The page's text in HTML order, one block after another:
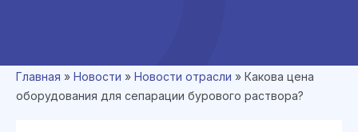
Главная » Новости » Новости отрасли » Какова цена
оборудования для сепарации бурового раствора?